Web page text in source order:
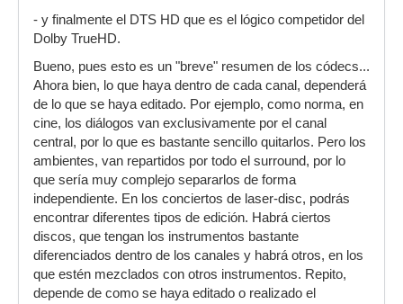
- y finalmente el DTS HD que es el lógico competidor del
Dolby TrueHD.
Bueno, pues esto es un "breve" resumen de los códecs...
Ahora bien, lo que haya dentro de cada canal, dependerá
de lo que se haya editado. Por ejemplo, como norma, en
cine, los diálogos van exclusivamente por el canal
central, por lo que es bastante sencillo quitarlos. Pero los
ambientes, van repartidos por todo el surround, por lo
que sería muy complejo separarlos de forma
independiente. En los conciertos de laser-disc, podrás
encontrar diferentes tipos de edición. Habrá ciertos
discos, que tengan los instrumentos bastante
diferenciados dentro de los canales y habrá otros, en los
que estén mezclados con otros instrumentos. Repito,
depende de como se haya editado o realizado el